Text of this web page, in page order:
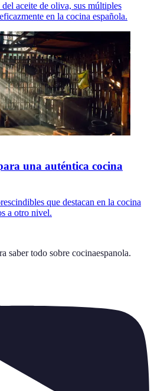
aceite de oliva, sus múltiples
en la cocina española.
una auténtica cocina
que destacan en la cocina
a otro nivel.
saber todo sobre cocinaespanola.